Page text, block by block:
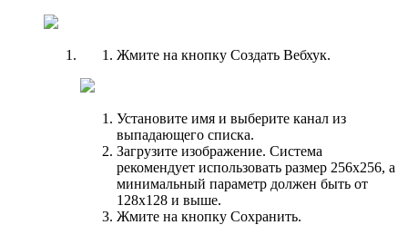
Жмите на кнопку Создать Вебхук.
Установите имя и выберите канал из
выпадающего списка.
Загрузите изображение. Система
рекомендует использовать размер 256х256, а
минимальный параметр должен быть от
128х128 и выше.
Жмите на кнопку Сохранить.